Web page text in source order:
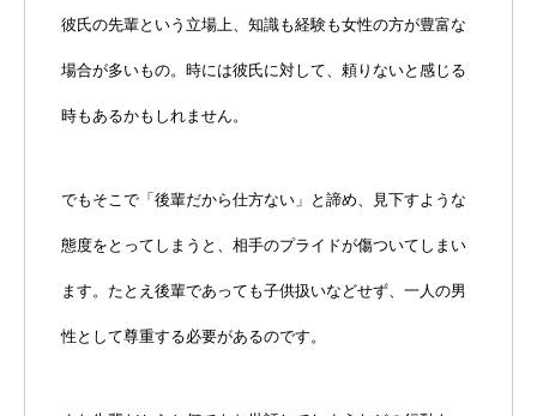
彼氏の先輩という立場上、知識も経験も女性の方が豊富な
場合が多いもの。時には彼氏に対して、頼りないと感じる
時もあるかもしれません。
でもそこで「後輩だから仕方ない」と諦め、見下すような
態度をとってしまうと、相手のプライドが傷ついてしまい
ます。たとえ後輩であっても子供扱いなどせず、一人の男
性として尊重する必要があるのです。